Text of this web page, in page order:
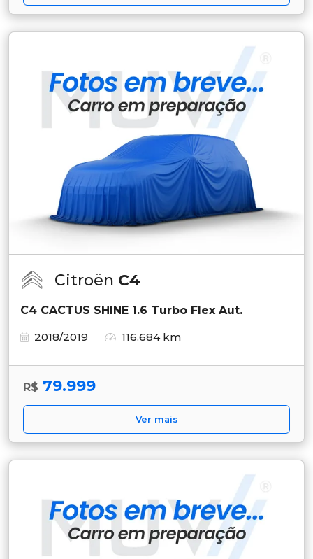
Citroën C4
C4 CACTUS SHINE 1.6 Turbo Flex Aut.
2018/2019
116.684 km
R$ 79.999
Ver mais